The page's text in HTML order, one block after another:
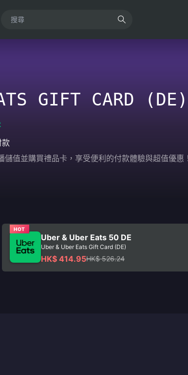
GIFT CARD (DE)
款
值並購買禮品卡，享受便利的付款體驗與超值優惠
HOT
Uber & Uber Eats 50 DE
Uber & Uber Eats Gift Card (DE)
HK$ 414.95HK$ 526.24